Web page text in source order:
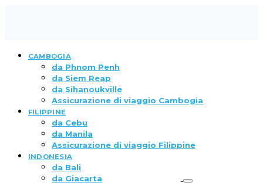
CAMBOGIA
da Phnom Penh
da Siem Reap
da Sihanoukville
Assicurazione di viaggio Cambogia
FILIPPINE
da Cebu
da Manila
Assicurazione di viaggio Filippine
INDONESIA
da Bali
da Giacarta